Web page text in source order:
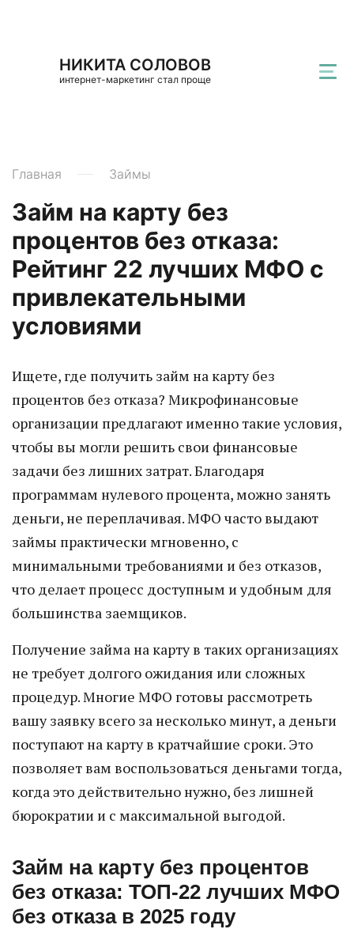
НИКИТА СОЛОВОВ
интернет-маркетинг стал проще
Главная Займы
Займ на карту без
процентов без отказа:
Рейтинг 22 лучших МФО с
привлекательными
условиями
Ищете, где получить займ на карту без
процентов без отказа? Микрофинансовые
организации предлагают именно такие условия,
чтобы вы могли решить свои финансовые
задачи без лишних затрат. Благодаря
программам нулевого процента, можно занять
деньги, не переплачивая. МФО часто выдают
займы практически мгновенно, с
минимальными требованиями и без отказов,
что делает процесс доступным и удобным для
большинства заемщиков.
Получение займа на карту в таких организациях
не требует долгого ожидания или сложных
процедур. Многие МФО готовы рассмотреть
вашу заявку всего за несколько минут, а деньги
поступают на карту в кратчайшие сроки. Это
позволяет вам воспользоваться деньгами тогда,
когда это действительно нужно, без лишней
бюрократии и с максимальной выгодой.
Займ на карту без процентов
без отказа: ТОП-22 лучших МФО
без отказа в 2025 году